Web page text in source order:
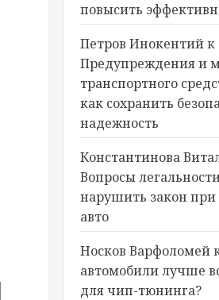
повысить
Петров Инокентийк
Предупреждения и
транспортного
как сохранить
надежность
Константинова
Вопросы
нарушить закон
авто
Носков Варфоломей
автомобили лучше
для чип-тюнинга?